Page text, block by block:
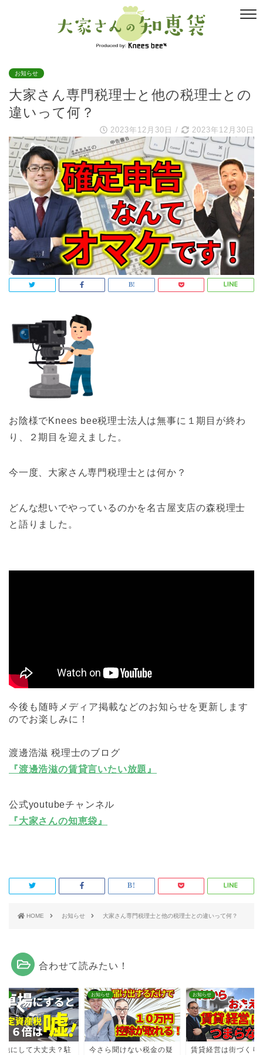
お知らせ
大家さん専門税理士と他の税理士との
違いって何？
2023年12月30日 / 2023年12月30日
お陰様でKnees bee税理士法人は無事に１期目が終わ
り、２期目を迎えました。
今一度、大家さん専門税理士とは何か？
どんな想いでやっているのかを名古屋支店の森税理士
と語りました。
今後も随時メディア掲載などのお知らせを更新します
のでお楽しみに！
渡邊浩滋 税理士のブログ
『渡邊浩滋の賃貸言いたい放題』
公式youtubeチャンネル
『大家さんの知恵袋』
HOME お知らせ 大家さん専門税理士と他の税理士との違いって何？
合わせて読みたい！
地にして大丈夫？駐
お知らせ
今さら聞けない税金の疑
お知らせ
賃貸経営は街づくり